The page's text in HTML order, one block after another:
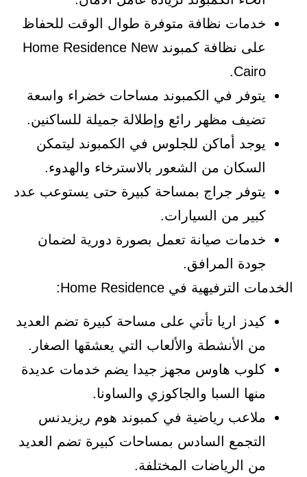
خدمات نظافة متوفرة طوال الوقت للحفاظ
على نظافة كمبوند Home Residence New
Cairo.
يتوفر في الكمبوند مساحات خضراء واسعة
تضيف مظهر رائع وإطلالة جميلة للساكنين.
يوجد أماكن للجلوس في الكمبوند ليتمكن
السكان من الشعور بالاسترخاء والهدوء.
يتوفر جراج بمساحة كبيرة حتى يستوعب عدد
كبير من السيارات.
خدمات صيانة تعمل بصورة دورية لضمان
جودة المرافق.
الخدمات الترفيهية في Home Residence:
كيدز اريا تأتي على مساحة كبيرة تضم العديد
من الأنشطة والألعاب التي يعشقها الصغار.
كلوب هاوس مجهز جيدا يضم خدمات عديدة
منها السبا والجاكوزي والساونا.
ملاعب رياضية في كمبوند هوم ريزيدنس
التجمع السادس بمساحات كبيرة تضم العديد
من الرياضات المختلفة.